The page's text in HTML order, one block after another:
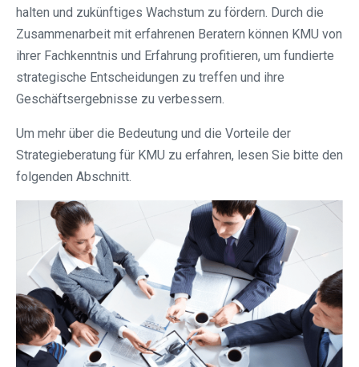
halten und zukünftiges Wachstum zu fördern. Durch die
Zusammenarbeit mit erfahrenen Beratern können KMU von
ihrer Fachkenntnis und Erfahrung profitieren, um fundierte
strategische Entscheidungen zu treffen und ihre
Geschäftsergebnisse zu verbessern.
Um mehr über die Bedeutung und die Vorteile der
Strategieberatung für KMU zu erfahren, lesen Sie bitte den
folgenden Abschnitt.